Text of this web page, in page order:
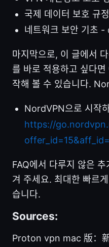
국제 데이터 보호 규
네트워크 보안 기초
마지막으로, 이 글에서
를 바로 적용하고 싶다면
작해 볼 수 있습니다.
NordVPN으로 시작
https://
FAQ에서 다루지 않은
겨 주세요. 최대한 빠르
습니다.
Sources:
Proton vpn mac 版：